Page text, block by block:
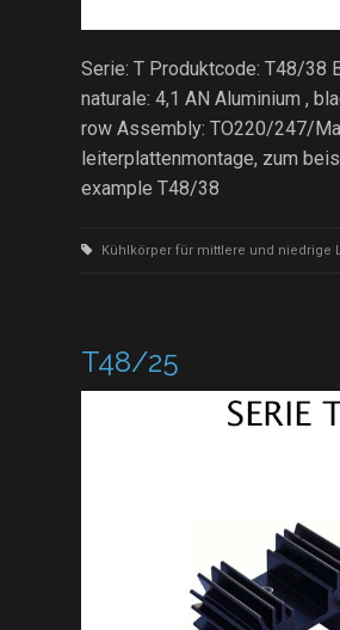
Serie: T Produktcode: T48/38
naturale: 4,1 AN Aluminium ,
row Assembly: TO220/247/
leiterplattenmontage, zum
example T48/38
Kühlkörper für mittlere und niedrige
T48/25